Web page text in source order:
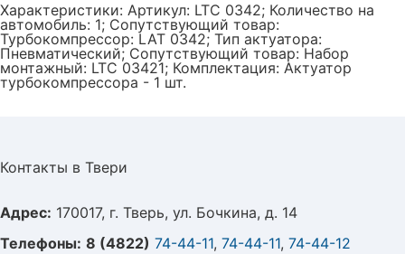
Характеристики: Артикул: LTC 0342; Количество на
автомобиль: 1; Сопутствующий товар:
Турбокомпрессор: LAT 0342; Тип актуатора:
Пневматический; Сопутствующий товар: Набор
монтажный: LTC 03421; Комплектация: Актуатор
турбокомпрессора - 1 шт.
Контакты в Твери
Адрес: 170017, г. Тверь, ул. Бочкина, д. 14
Телефоны: 8 (4822) 74-44-11, 74-44-11, 74-44-12